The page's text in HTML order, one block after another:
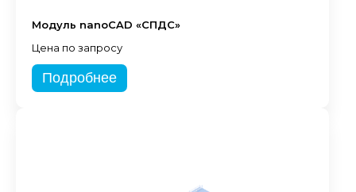
Модуль nanoCAD «СПДС»
Цена по запросу
Подробнее